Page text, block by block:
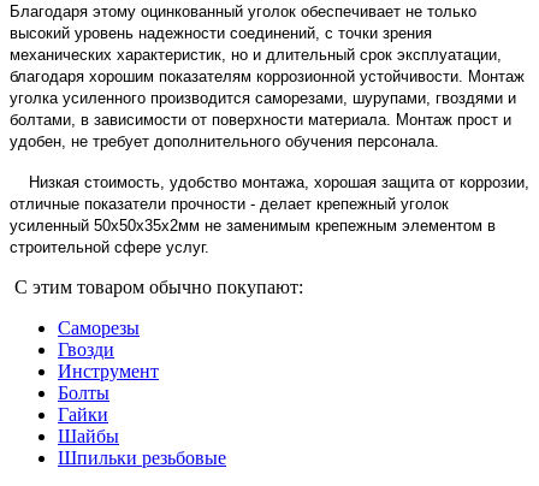
Благодаря этому оцинкованный уголок обеспечивает не только
высокий уровень надежности соединений, с точки зрения
механических характеристик, но и длительный срок эксплуатации,
благодаря хорошим показателям коррозионной устойчивости. Монтаж
уголка усиленного производится саморезами, шурупами, гвоздями и
болтами, в зависимости от поверхности материала. Монтаж прост и
удобен, не требует дополнительного обучения персонала.
Низкая стоимость, удобство монтажа, хорошая защита от коррозии,
отличные показатели прочности - делает крепежный уголок
усиленный 50х50х35х2мм не заменимым крепежным элементом в
строительной сфере услуг.
С этим товаром обычно покупают:
Саморезы
Гвозди
Инструмент
Болты
Гайки
Шайбы
Шпильки резьбовые